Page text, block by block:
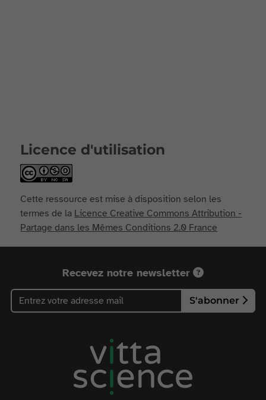
Licence d'utilisation
Cette ressource est mise à disposition selon les
termes de la Licence Creative Commons Attribution -
Partage dans les Mêmes Conditions 2.0 France
Recevez notre newsletter
S'abonner